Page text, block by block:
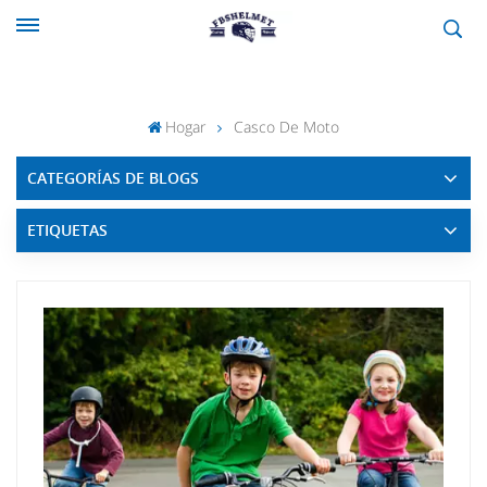
Hogar Casco De Moto
CATEGORÍAS DE BLOGS
ETIQUETAS